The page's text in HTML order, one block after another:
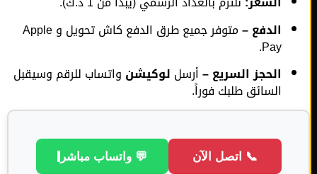
الدفع –
متوفر جميع طرق الدفع كاش تحويل و Apple
الحجز السريع –أرسللوكيشنواتساب للرقم وسيقبل
السائق طلبك فوراً.
📞 اتصل الآن 💬 واتساب مباشر